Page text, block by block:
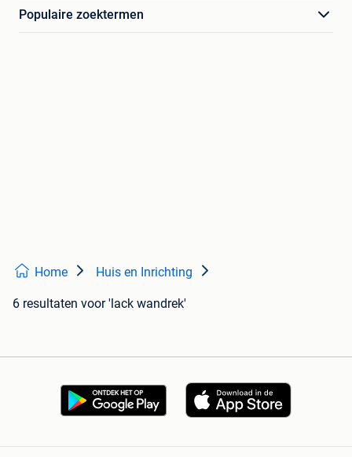
Populaire zoektermen
Home Huis en Inrichting
6 resultaten voor 'lack wandrek'